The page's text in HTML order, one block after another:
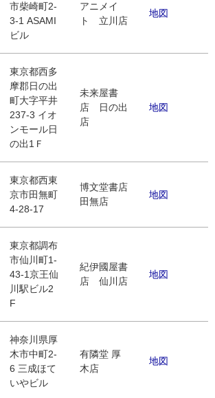
市柴崎町2-
3-1 ASAMI
ビル
アニメイ
ト 立川店
地図
東京都西多
摩郡日の出
町大字平井
237-3 イオ
ンモール日
の出1Ｆ
未来屋書
店 日の出
店
地図
東京都西東
京市田無町
4-28-17
博文堂書店
田無店
地図
東京都調布
市仙川町1-
43-1京王仙
川駅ビル2
F
紀伊國屋書
店 仙川店
地図
神奈川県厚
木市中町2-
6 三成ほて
いやビル
有隣堂 厚
木店
地図